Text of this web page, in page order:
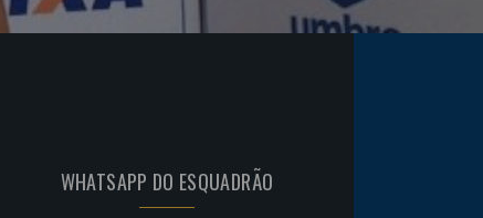
WHATSAPP DO ESQUADRÃO